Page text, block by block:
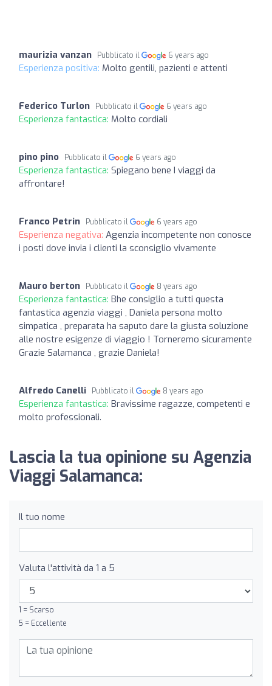
maurizia vanzan Pubblicato il 6 years ago
Esperienza positiva: Molto gentili, pazienti e attenti
Federico Turlon Pubblicato il 6 years ago
Esperienza fantastica: Molto cordiali
pino pino Pubblicato il 6 years ago
Esperienza fantastica: Spiegano bene I viaggi da
affrontare!
Franco Petrin Pubblicato il 6 years ago
Esperienza negativa: Agenzia incompetente non conosce
i posti dove invia i clienti la sconsiglio vivamente
Mauro berton Pubblicato il 8 years ago
Esperienza fantastica: Bhe consiglio a tutti questa
fantastica agenzia viaggi , Daniela persona molto
simpatica , preparata ha saputo dare la giusta soluzione
alle nostre esigenze di viaggio ! Torneremo sicuramente
Grazie Salamanca , grazie Daniela!
Alfredo Canelli Pubblicato il 8 years ago
Esperienza fantastica: Bravissime ragazze, competenti e
molto professionali.
Lascia la tua opinione su Agenzia
Viaggi Salamanca:
Il tuo nome
Valuta l'attività da 1 a 5
1 = Scarso
5 = Eccellente